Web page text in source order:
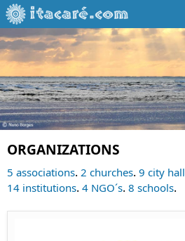
ORGANIZATIONS
5 associations. 2 churches. 9 city hall
14 institutions. 4 NGO´s. 8 schools.